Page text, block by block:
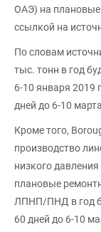
ОАЭ) на
ссылкой на
По словам
тыс. тонн в год
6-10 января 2019
дней до 6-10
Кроме того,
производство
низкого
плановые
ЛПНП/ПНД в год
60 дней до 6-10